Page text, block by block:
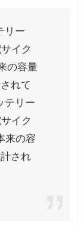
リー
イク
の容量
れて
テリー
イク
来の容
され